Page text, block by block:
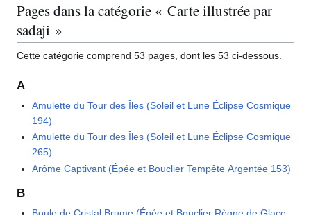
Pages dans la catégorie « Carte illustrée par
sadaji »
Cette catégorie comprend 53 pages, dont les 53 ci-dessous.
A
Amulette du Tour des Îles (Soleil et Lune Éclipse Cosmique
194)
Amulette du Tour des Îles (Soleil et Lune Éclipse Cosmique
265)
Arôme Captivant (Épée et Bouclier Tempête Argentée 153)
B